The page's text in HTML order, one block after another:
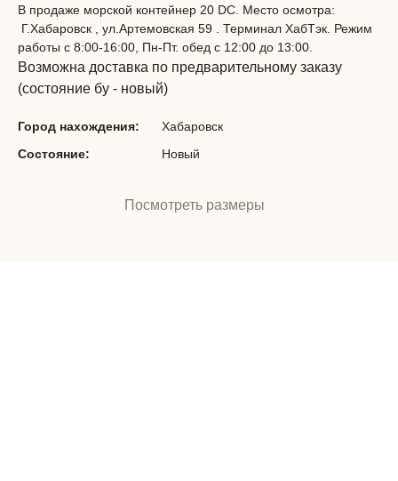
Посмотреть размеры
В продаже морской контейнер 20 DC. Место осмотра:
Г.Хабаровск , ул.Артемовская 59 . Терминал ХабТэк. Режим
работы с 8:00-16:00, Пн-Пт. обед с 12:00 до 13:00.
Возможна доставка по предварительному заказу
(состояние бу - новый)
Город нахождения:
Состояние:
Хабаровск
Новый